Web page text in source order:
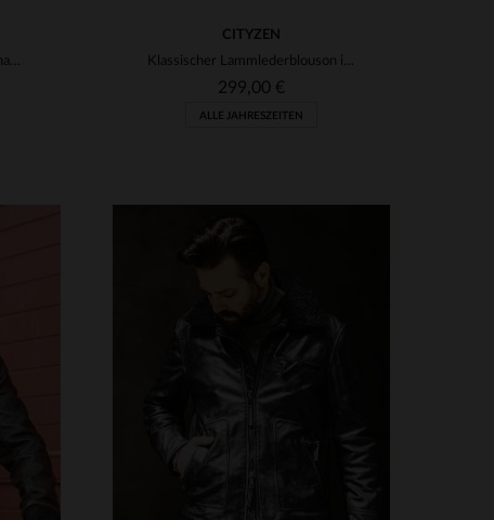
San Diego Brown: weicher Schaflederblouson für lässige Looks.
CITYZEN
Klassischer Lammlederblouson in Schwarz für große Größen.
299,00 €
ALLE JAHRESZEITEN